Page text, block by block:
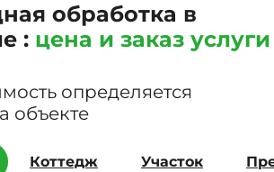
обработка в
: цена и заказ услуги
определяется
объекте
Коттедж Участок